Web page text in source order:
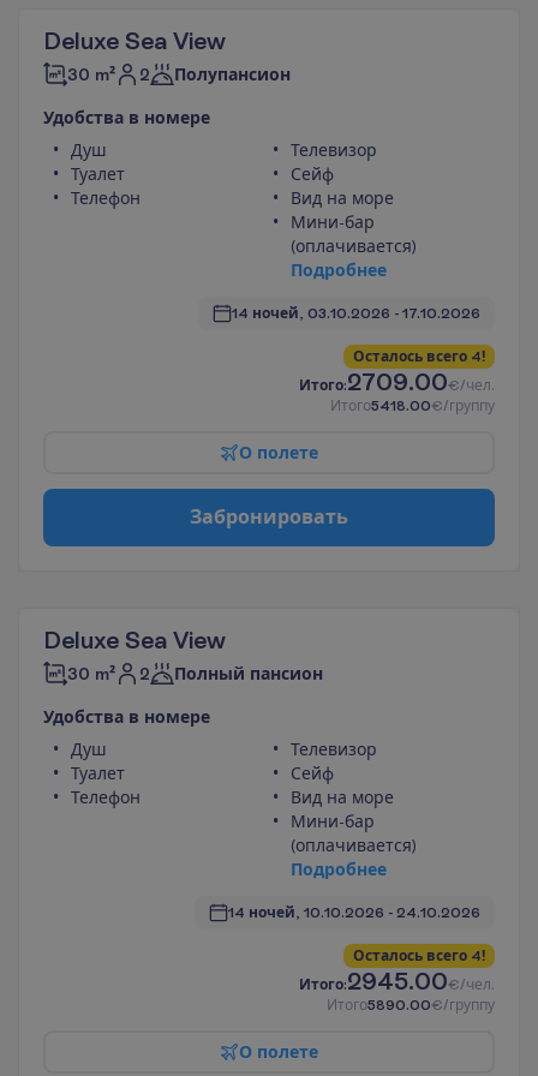
Deluxe Sea View
30 m² 2 Полупансион
Удобства в номере
Душ
Туалет
Телефон
Телевизор
Сейф
Вид на море
Мини-бар
(оплачивается)
Подробнее
14 ночей, 03.10.2026 - 17.10.2026
Осталось всего 4!
И того:2709.00€/чел.
Итого5418.00€/группу
О полете
Забронировать
Deluxe Sea View
30 m² 2 Полный пансион
Удобства в номере
Душ
Туалет
Телефон
Телевизор
Сейф
Вид на море
Мини-бар
(оплачивается)
Подробнее
14 ночей, 10.10.2026 - 24.10.2026
Осталось всего 4!
И того:2945.00€/чел.
Итого5890.00€/группу
О полете